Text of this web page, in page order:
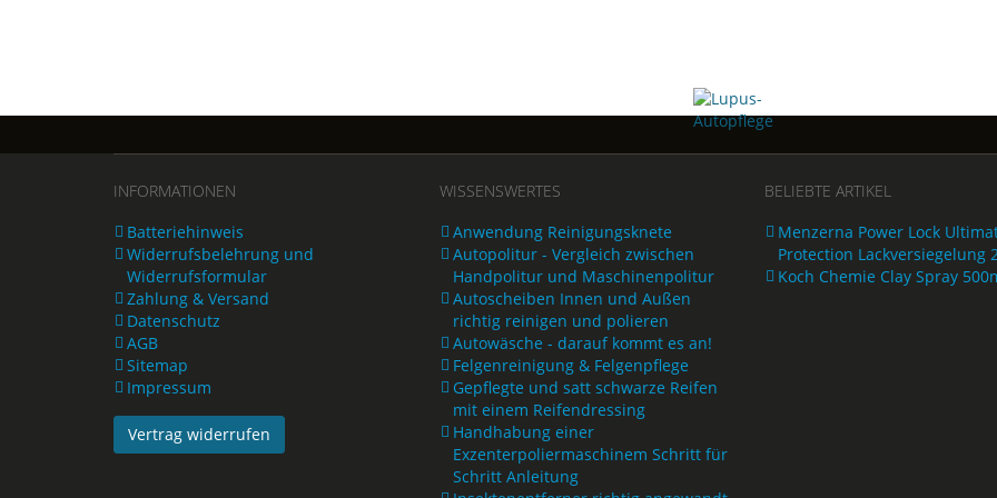
INFORMATIONEN
Batteriehinweis
Widerrufsbelehrung und
Widerrufsformular
Zahlung & Versand
Datenschutz
AGB
Sitemap
Impressum
Vertrag widerrufen
WISSENSWERTES
Anwendung Reinigungsknete
Autopolitur - Vergleich zwischen
Handpolitur und Maschinenpolitur
Autoscheiben Innen und Außen
richtig reinigen und polieren
Autowäsche - darauf kommt es an!
Felgenreinigung & Felgenpflege
Gepflegte und satt schwarze Reifen
mit einem Reifendressing
Handhabung einer
Exzenterpoliermaschinem Schritt für
Schritt Anleitung
BELIEBTE ARTIKEL
Menzerna Power Lock
Protection Lackversiegelung
Koch Chemie Clay Spray